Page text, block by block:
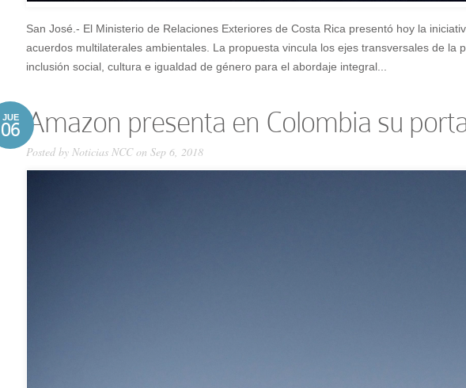
San José.- El Ministerio de Relaciones Exteriores de Costa Rica presentó hoy la
acuerdos multilaterales ambientales. La propuesta vincula los ejes transversales de
inclusión social, cultura e igualdad de género para el abordaje integral...
JUE
06 Amazon presenta en Colombia su
Posted by Noticias NCCon Sep 6, 2018